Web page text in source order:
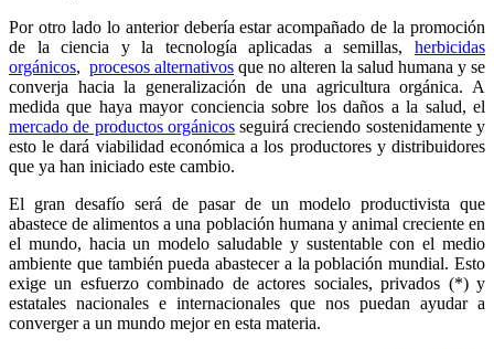
Por otro lado lo anterior debería estar acompañado de la promoción
de la ciencia y la tecnología aplicadas a semillas, herbicidas
orgánicos, procesos alternativos que no alteren la salud humana y se
converja hacia la generalización de una agricultura orgánica. A
medida que haya mayor conciencia sobre los daños a la salud, el
mercado de productos orgánicosseguirá creciendo sostenidamente y
esto le dará viabilidad económica a los productores y distribuidores
que ya han iniciado este cambio.
El gran desafío será de pasar de un modelo productivista que
abastece de alimentos a una población humana y animal creciente en
el mundo, hacia un modelo saludable y sustentable con el medio
ambiente que también pueda abastecer a la población mundial. Esto
exige un esfuerzo combinado de actores sociales, privados (*) y
estatales nacionales e internacionales que nos puedan ayudar a
converger a un mundo mejor en esta materia.